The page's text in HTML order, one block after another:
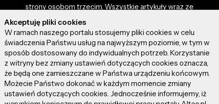
strony osobom trzecim. Wszystkie artykuły wraz ze
zdjęciami i materiałami dostępnymi na portalu są
własnością użytkowników. Administrator i właściciel
portalu nie ponosi odpowiedzialności za tresci
prezentowane przez autorów artykułów. Dodając
artykuł, zgadzasz się z regulaminem portalu oraz
ponosisz odpowiedzialność za wszystkie materiały
umieszczone przez Ciebie na stronie altao.pl.
Szczegóły dostępne w regulaminie portalu.
Akceptuję pliki cookies
W ramach naszego portalu stosujemy pliki cookies w celu
świadczenia Państwu usług na najwyższym poziomie, w tym w
sposób dostosowany do indywidualnych potrzeb. Korzystanie
z witryny bez zmiany ustawień dotyczących cookies oznacza,
że będą one zamieszczane w Państwa urządzeniu końcowym.
Możecie Państwo dokonać w każdym momencie zmiany
ustawień dotyczących cookies. Jednocześnie informujemy, iż